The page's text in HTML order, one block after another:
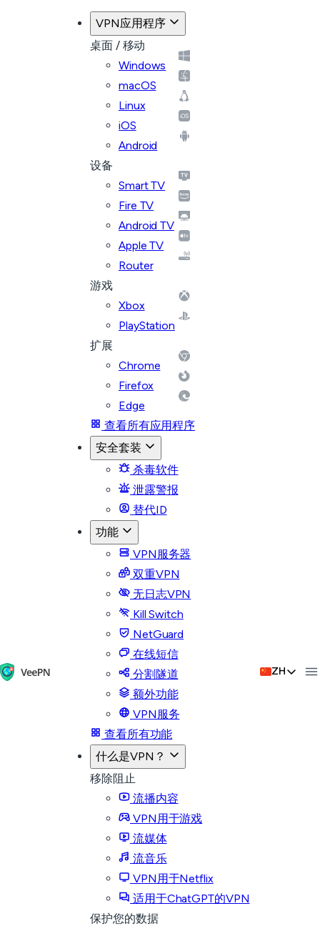
VPN应用程序
桌面 / 移动
Windows
macOS
Linux
iOS
Android
设备
Smart TV
Fire TV
Android TV
Apple TV
Router
游戏
Xbox
PlayStation
扩展
Chrome
Firefox
Edge
查看所有应用程序
安全套装
杀毒软件
泄露警报
替代ID
功能
VPN服务器
双重VPN
无日志VPN
Kill Switch
NetGuard
在线短信
分割隧道
额外功能
VPN服务
查看所有功能
什么是VPN？
移除阻止
流播内容
VPN用于游戏
流媒体
流音乐
VPN用于Netflix
适用于ChatGPT的VPN
保护您的数据
ZH